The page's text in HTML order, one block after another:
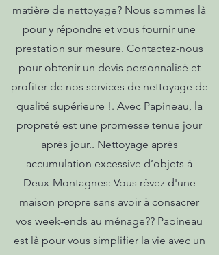
matière de nettoyage? Nous sommes là
pour y répondre et vous fournir une
prestation sur mesure. Contactez-nous
pour obtenir un devis personnalisé et
profiter de nos services de nettoyage de
qualité supérieure !. Avec Papineau, la
propreté est une promesse tenue jour
après jour.. Nettoyage après
accumulation excessive d’objets à
Deux-Montagnes: Vous rêvez d'une
maison propre sans avoir à consacrer
vos week-ends au ménage?? Papineau
est là pour vous simplifier la vie avec un